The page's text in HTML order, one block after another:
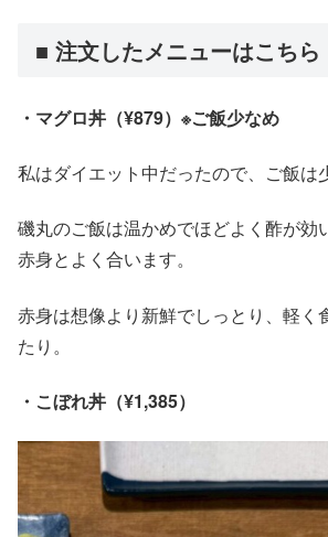
■ 注文したメニューはこちら
・マグロ丼（¥879）※ご飯少なめ
私はダイエット中だったので、ご飯は
磯丸のご飯は温かめでほどよく酢が効
赤身とよく合います。
赤身は想像より新鮮でしっとり、軽く
たり。
・こぼれ丼（¥1,385）